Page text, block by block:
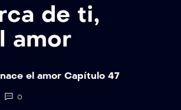
cerca de ti, nace el amor Capítulo 53
de ti,
amor
el amor Capítulo 47
0